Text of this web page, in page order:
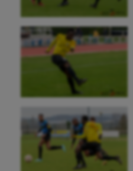
Aéronautique
Athlétisme
Auto
Aviron
Balle à la main
Ballon au poing
Baseball